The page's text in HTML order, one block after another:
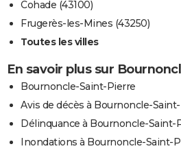
Cohade (43100)
Frugerès-les-Mines (43250)
Toutes les villes
En savoir plus sur
Bournoncle-Saint-Pierre
Avis de décès à Bournoncle-
Délinquance à Bournoncle-Saint-
Inondations à Bournoncle-Saint-